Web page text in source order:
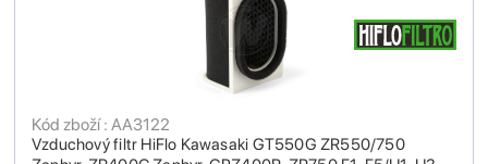
Vzduchový filtr HiFlo Kawasaki GT550G ZR550/750
Kód zboží : AA3122